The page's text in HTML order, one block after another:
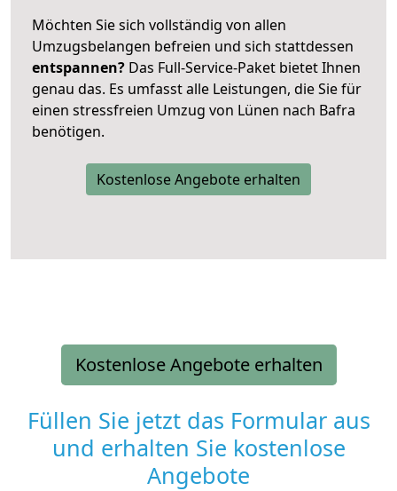
Möchten Sie sich vollständig von allen
Umzugsbelangen befreien und sich stattdessen
entspannen? Das Full-Service-Paket bietet Ihnen
genau das. Es umfasst alle Leistungen, die Sie für
einen stressfreien Umzug von Lünen nach Bafra
benötigen.
Kostenlose Angebote erhalten
Kostenlose Angebote erhalten
Füllen Sie jetzt das Formular aus
und erhalten Sie kostenlose
Angebote